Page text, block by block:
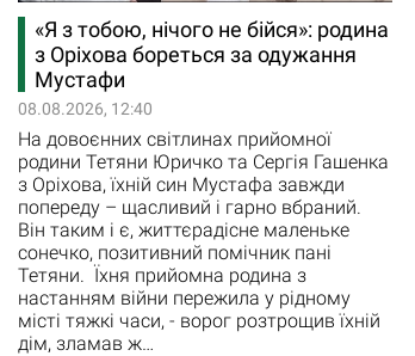
«Я з тобою, нічого не бійся»: родина
з Оріхова бореться за одужання
Мустафи
08.08.2026, 12:40
На довоєнних світлинах прийомної
родини Тетяни Юричко та Сергія Гашенка
з Оріхова, їхній син Мустафа завжди
попереду – щасливий і гарно вбраний.
Він таким і є, життєрадісне маленьке
сонечко, позитивний помічник пані
Тетяни. Їхня прийомна родина з
настанням війни пережила у рідному
місті тяжкі часи, - ворог розтрощив їхній
дім, зламав ж…